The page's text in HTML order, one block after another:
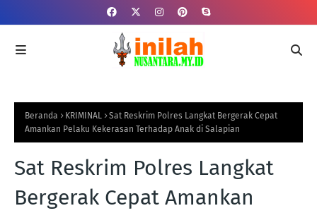
Beranda KRIMINAL
Sat Reskrim Polres Langkat Bergerak Cepat
Amankan Pelaku Kekerasan Terhadap Anak di Salapian
Sat Reskrim Polres Langkat
Bergerak Cepat Amankan